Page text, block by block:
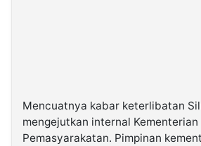
Mencuatnya kabar keterlibatan
mengejutkan internal Kementerian
Pemasyarakatan. Pimpinan